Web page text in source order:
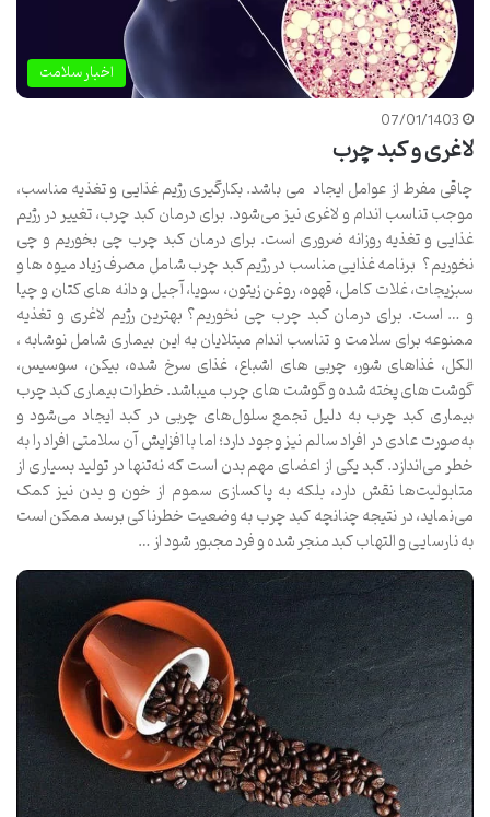
اخبار سلامت
07/01/1403
لاغری و کبد چرب
چاقی مفرط از عوامل ایجاد می باشد. بکارگیری رژیم غذایی و تغذیه مناسب،
موجب تناسب اندام و لاغری نیز می‌شود. برای درمان کبد چرب، تغییر در رژیم
غذایی و تغذیه روزانه ضروری است. برای درمان کبد چرب چی بخوریم و چی
نخوریم؟ برنامه غذایی مناسب در رژیم کبد چرب شامل مصرف زیاد میوه ها و
سبزیجات، غلات کامل، قهوه، روغن زیتون، سویا، آجیل و دانه های کتان و چیا
و … است. برای درمان کبد چرب چی نخوریم؟ بهترین رژیم لاغری و تغذیه
ممنوعه برای سلامت و تناسب اندام مبتلایان به این بیماری شامل نوشابه ،
الکل، غذاهای شور، چربی های اشباع، غذای سرخ شده، بیکن، سوسیس،
گوشت های پخته شده و گوشت های چرب میباشد. خطرات بیماری کبد چرب
بیماری کبد چرب به دلیل تجمع سلول‌های چربی در کبد ایجاد می‌شود و
به‌صورت عادی در افراد سالم نیز وجود دارد؛ اما با افزایش آن سلامتی افراد را به
خطر می‌اندازد. کبد یکی از اعضای مهم بدن است که نه‌تنها در تولید بسیاری از
متابولیت‌ها نقش دارد، بلکه به پاکسازی سموم از خون و بدن نیز کمک
می‌نماید، در نتیجه چنانچه کبد چرب به وضعیت خطرناکی برسد ممکن است
به نارسایی و التهاب کبد منجر شده و فرد مجبور شود از …